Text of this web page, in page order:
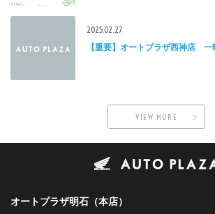
2025.02.27
【重要】オートプラザ西神店 一
VIEW MORE
オートプラザ明石（本店）